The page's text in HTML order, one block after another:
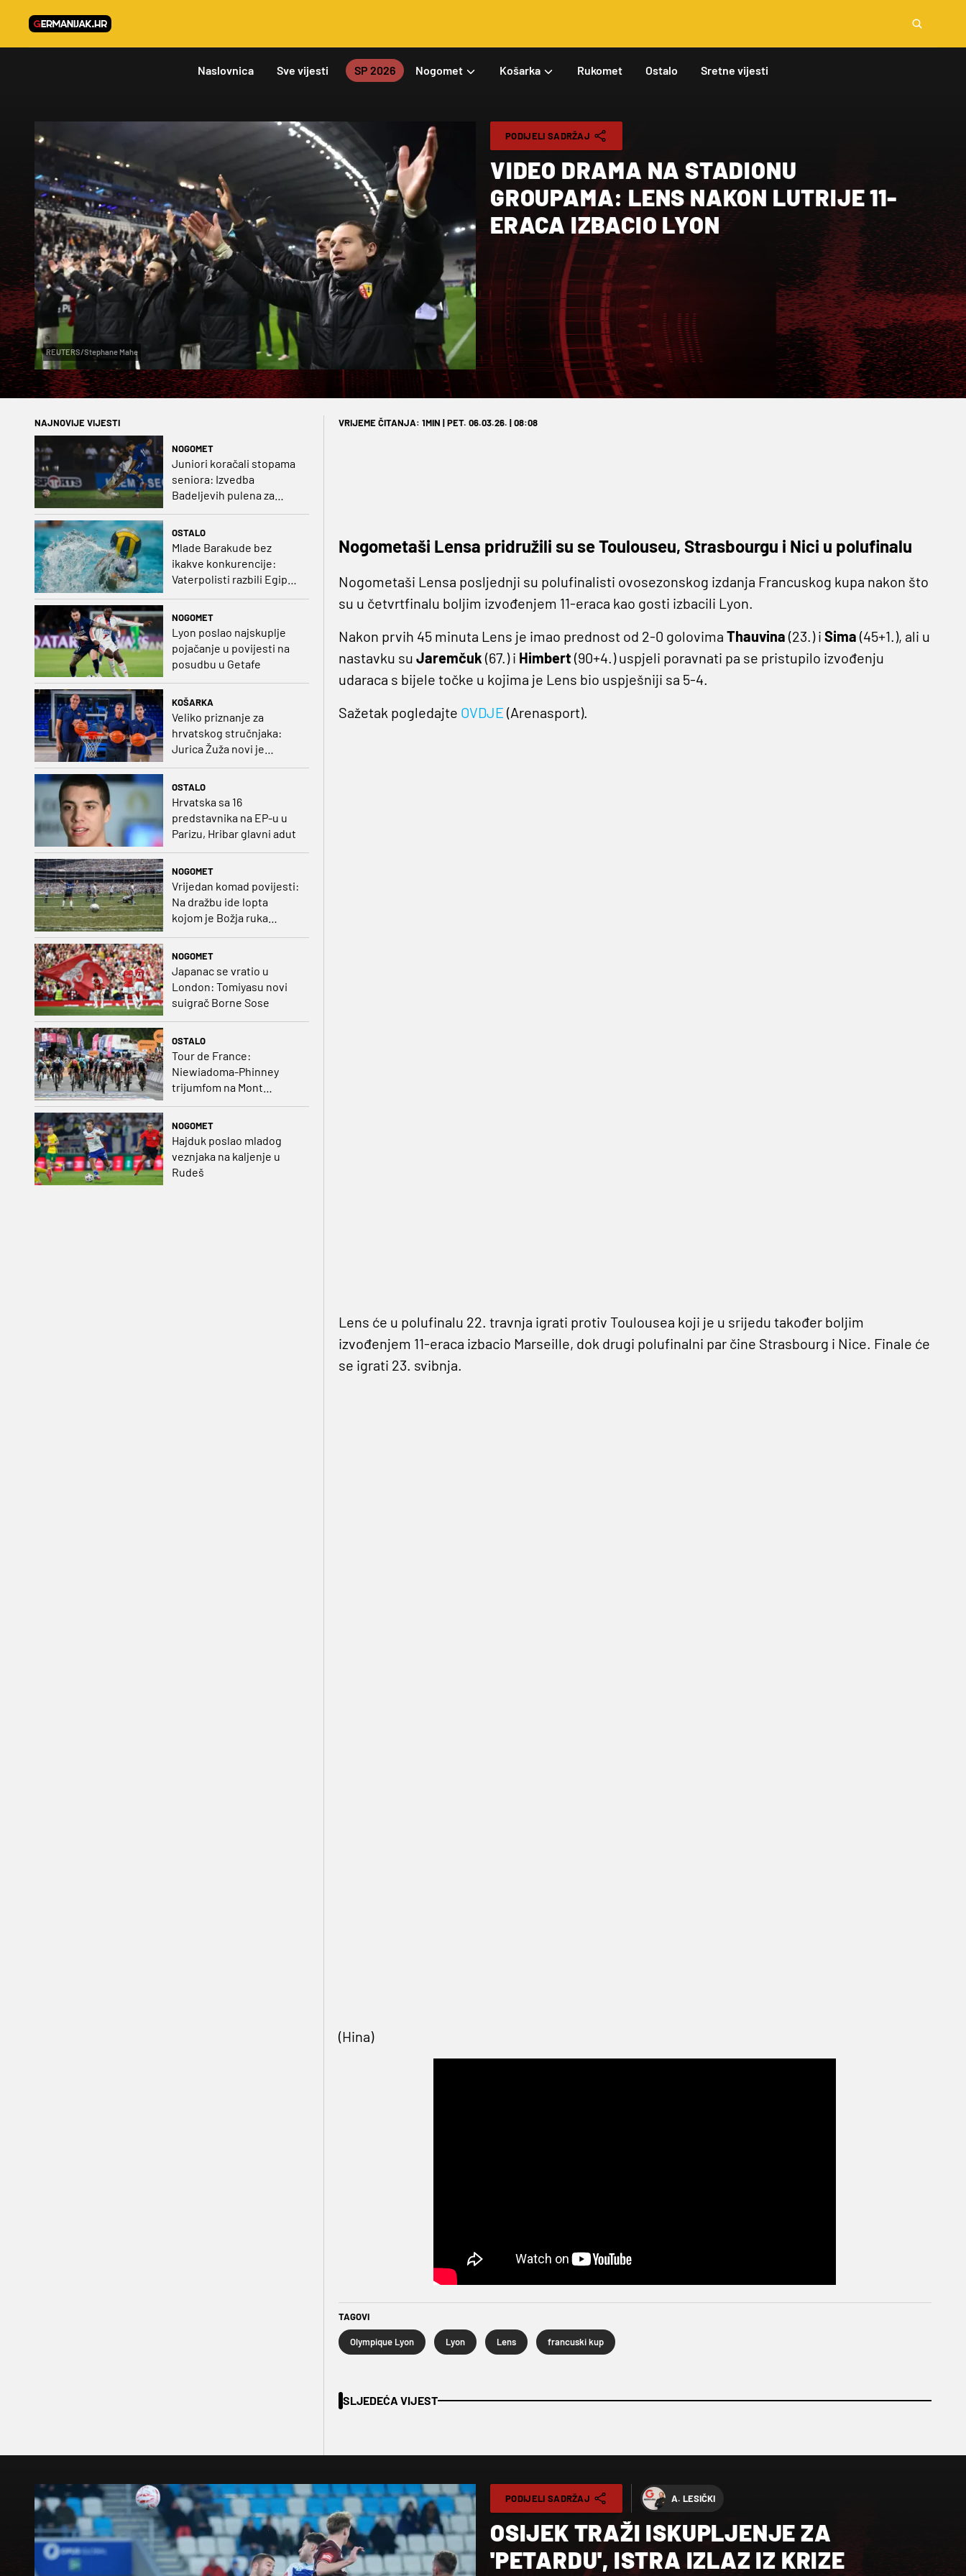
Naslovnica Sve vijesti SP 2026 Nogomet Košarka Rukomet Ostalo Sretne vijesti
REUTERS/Stephane Mahe
PODIJELI SADRŽAJ
VIDEO DRAMA NA STADIONU
GROUPAMA: LENS NAKON LUTRIJE 11-
ERACA IZBACIO LYON
NAJNOVIJE VIJESTI
NOGOMET
Juniori koračali stopama
seniora: Izvedba
Badeljevih pulena za
OSTALO
Mlade Barakude bez
ikakve konkurencije:
Vaterpolisti razbili Egipat
NOGOMET
Lyon poslao najskuplje
pojačanje u povijesti na
posudbu u Getafe
KOŠARKA
Veliko priznanje za
hrvatskog stručnjaka:
Jurica Žuža novi je
pomoćni trener
OSTALO
Hrvatska sa 16
predstavnika na EP-u u
Parizu, Hribar glavni adut
NOGOMET
Vrijedan komad povijesti:
Na dražbu ide lopta
kojom je Božja ruka
NOGOMET
Japanac se vratio u
London: Tomiyasu novi
suigrač Borne Sose
OSTALO
Tour de France:
Niewiadoma-Phinney
trijumfom na Mont
NOGOMET
Hajduk poslao mladog
veznjaka na kaljenje u
Rudeš
VRIJEME ČITANJA: 1MIN | PET. 06.03.26. | 08:08
Nogometaši Lensa pridružili su se Toulouseu, Strasbourgu i Nici u polufinalu
Nogometaši Lensa posljednji su polufinalisti ovosezonskog izdanja Francuskog kupa nakon što
su u četvrtfinalu boljim izvođenjem 11-eraca kao gosti izbacili Lyon.
Nakon prvih 45 minuta Lens je imao prednost od 2-0 golovima Thauvina (23.) i Sima (45+1.), ali u
nastavku su Jaremčuk (67.) i Himbert (90+4.) uspjeli poravnati pa se pristupilo izvođenju
udaraca s bijele točke u kojima je Lens bio uspješniji sa 5-4.
Sažetak pogledajte OVDJE (Arenasport).
Lens će u polufinalu 22. travnja igrati protiv Toulousea koji je u srijedu također boljim
izvođenjem 11-eraca izbacio Marseille, dok drugi polufinalni par čine Strasbourg i Nice. Finale će
se igrati 23. svibnja.
(Hina)
TAGOVI
Olympique Lyon Lyon Lens francuski kup
SLJEDEĆA VIJEST
PODIJELI SADRŽAJ A. LESIČKI
OSIJEK TRAŽI ISKUPLJENJE ZA
'PETARDU', ISTRA IZLAZ IZ KRIZE